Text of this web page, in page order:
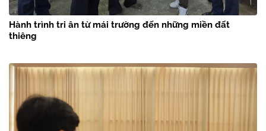
Hành trình tri ân từ mái trường đến những miền đất
thiêng